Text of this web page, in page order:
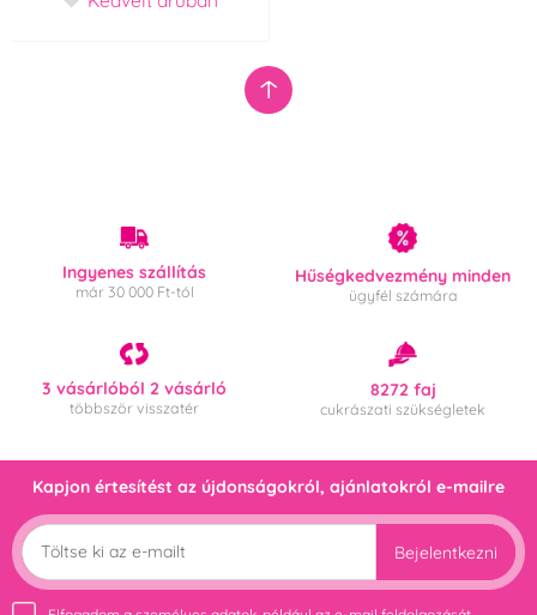
Ingyenes szállítás
már 30 000 Ft-tól
Hűségkedvezmény minden
ügyfél számára
3 vásárlóból 2 vásárló
többször visszatér
8272 faj
cukrászati szükségletek
Kapjon értesítést az újdonságokról, ajánlatokról e-mailre
Bejelentkezni